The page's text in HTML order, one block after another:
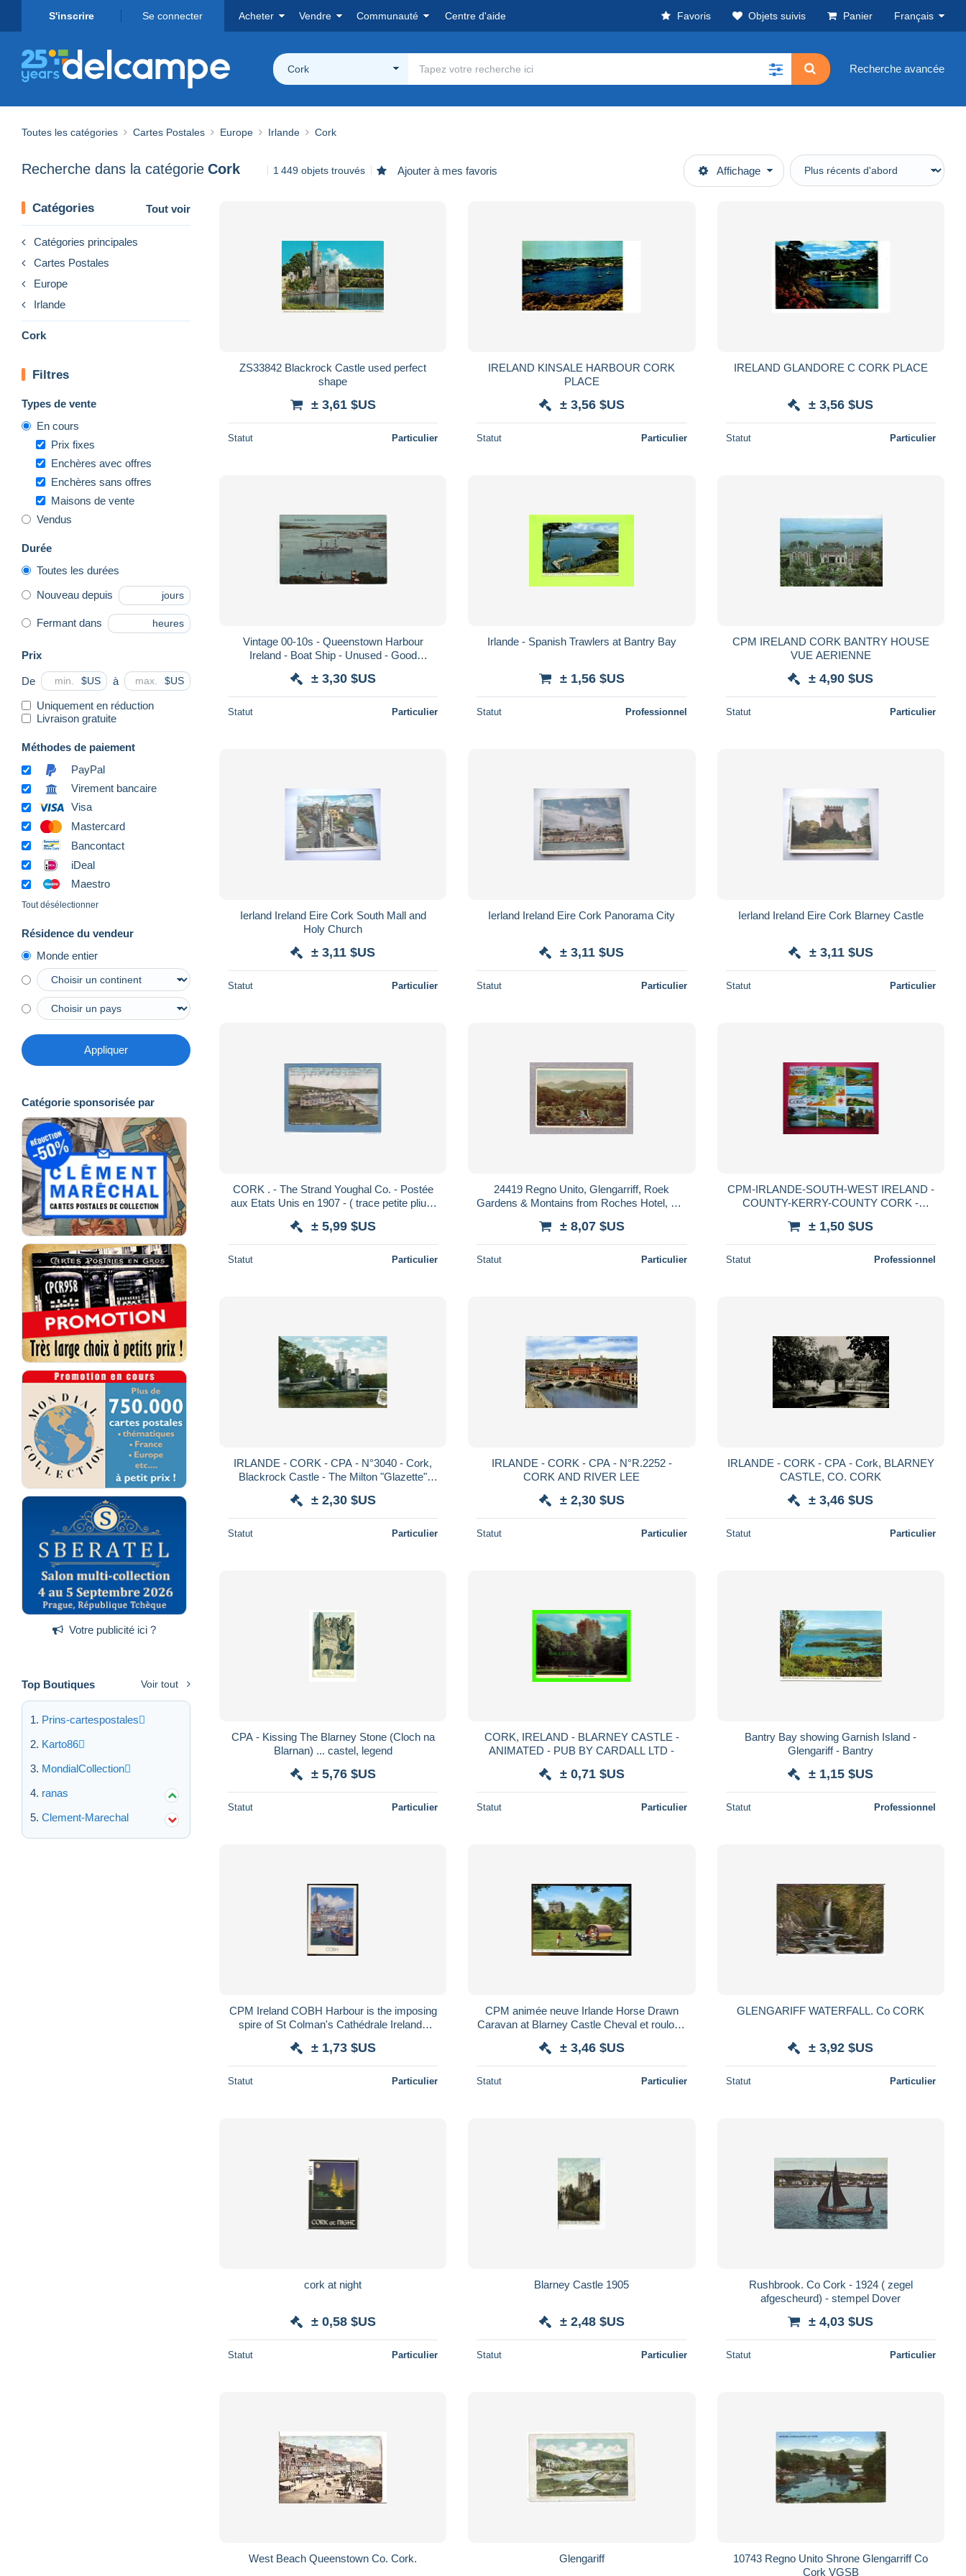
S'inscrire Se connecter Acheter Vendre Communauté Centre d'aide Favoris Objets suivis Panier Français
Cork Recherche avancée
Toutes les catégories Cartes Postales Europe Irlande Cork
Recherche dans la catégorie Cork 1 449 objets trouvés Ajouter à mes favoris Affichage
Catégories Tout voir
Catégories principales
Cartes Postales
Europe
Irlande
Cork
Filtres
Types de vente
En cours
Prix fixes
Enchères avec offres
Enchères sans offres
Maisons de vente
Vendus
Durée
Toutes les durées
Nouveau depuis jours
Fermant dans heures
Prix
De $US à $US
Uniquement en réduction
Livraison gratuite
Méthodes de paiement
PayPal
Virement bancaire
Visa
Mastercard
Bancontact
iDeal
Maestro
Tout désélectionner
Résidence du vendeur
Monde entier
Appliquer
Catégorie sponsorisée par
Votre publicité ici ?
Top Boutiques Voir tout
Prins-cartespostales
Karto86
MondialCollection
ranas
Clement-Marechal
ZS33842 Blackrock Castle used perfect
shape
± 3,61 $US
Statut Particulier
IRELAND KINSALE HARBOUR CORK
PLACE
± 3,56 $US
Statut Particulier
IRELAND GLANDORE C CORK PLACE
± 3,56 $US
Statut Particulier
Vintage 00-10s - Queenstown Harbour
Ireland - Boat Ship - Unused - Good
± 3,30 $US
Statut Particulier
Irlande - Spanish Trawlers at Bantry Bay
± 1,56 $US
Statut Professionnel
CPM IRELAND CORK BANTRY HOUSE
VUE AERIENNE
± 4,90 $US
Statut Particulier
Ierland Ireland Eire Cork South Mall and
Holy Church
± 3,11 $US
Statut Particulier
Ierland Ireland Eire Cork Panorama City
± 3,11 $US
Statut Particulier
Ierland Ireland Eire Cork Blarney Castle
± 3,11 $US
Statut Particulier
CORK . - The Strand Youghal Co. - Postée
aux Etats Unis en 1907 - ( trace petite pliure
± 5,99 $US
Statut Particulier
24419 Regno Unito, Glengarriff, Roek
Gardens & Montains from Roches Hotel, VG
± 8,07 $US
Statut Particulier
CPM-IRLANDE-SOUTH-WEST IRELAND -
COUNTY-KERRY-COUNTY CORK -
STAMP
± 1,50 $US
Statut Professionnel
IRLANDE - CORK - CPA - N°3040 - Cork,
Blackrock Castle - The Milton "Glazette"
± 2,30 $US
Statut Particulier
IRLANDE - CORK - CPA - N°R.2252 -
CORK AND RIVER LEE
± 2,30 $US
Statut Particulier
IRLANDE - CORK - CPA - Cork, BLARNEY
CASTLE, CO. CORK
± 3,46 $US
Statut Particulier
CPA - Kissing The Blarney Stone (Cloch na
Blarnan) ... castel, legend
± 5,76 $US
Statut Particulier
CORK, IRELAND - BLARNEY CASTLE -
ANIMATED - PUB BY CARDALL LTD -
± 0,71 $US
Statut Particulier
Bantry Bay showing Garnish Island -
Glengariff - Bantry
± 1,15 $US
Statut Professionnel
CPM Ireland COBH Harbour is the imposing
spire of St Colman's Cathédrale Irelande
± 1,73 $US
Statut Particulier
CPM animée neuve Irlande Horse Drawn
Caravan at Blarney Castle Cheval et roulotte
± 3,46 $US
Statut Particulier
GLENGARIFF WATERFALL. Co CORK
± 3,92 $US
Statut Particulier
cork at night
± 0,58 $US
Statut Particulier
Blarney Castle 1905
± 2,48 $US
Statut Particulier
Rushbrook. Co Cork - 1924 ( zegel
afgescheurd) - stempel Dover
± 4,03 $US
Statut Particulier
West Beach Queenstown Co. Cork. Glengariff
10743 Regno Unito Shrone Glengarriff Co
Cork VGSB